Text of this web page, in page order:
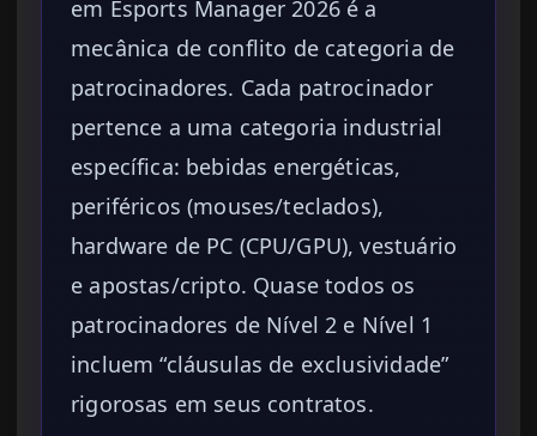
em Esports Manager 2026 é a
mecânica de conflito de categoria de
patrocinadores. Cada patrocinador
pertence a uma categoria industrial
específica: bebidas energéticas,
periféricos (mouses/teclados),
hardware de PC (CPU/GPU), vestuário
e apostas/cripto. Quase todos os
patrocinadores de Nível 2 e Nível 1
incluem “cláusulas de exclusividade”
rigorosas em seus contratos.